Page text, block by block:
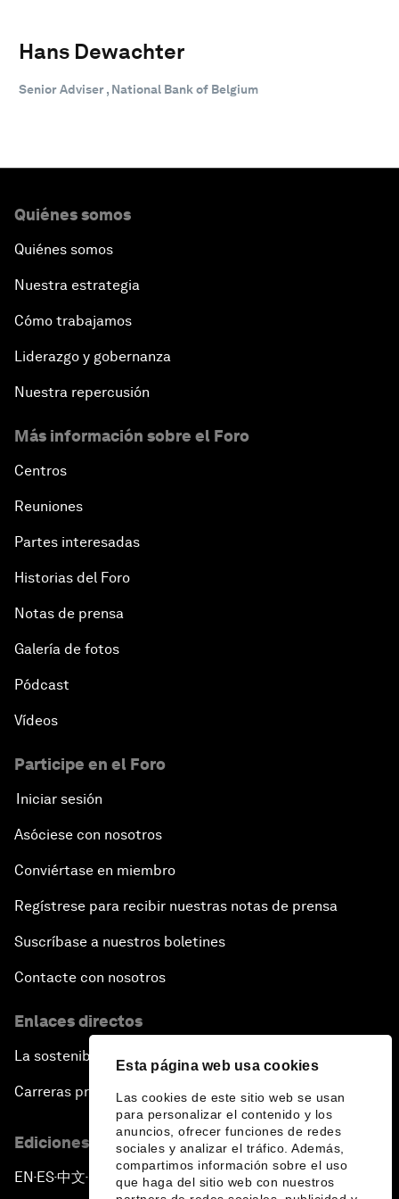
Esta página web usa cookies
Las cookies de este sitio web se usan
para personalizar el contenido y los
anuncios, ofrecer funciones de redes
sociales y analizar el tráfico. Además,
compartimos información sobre el uso
que haga del sitio web con nuestros
Hans Dewachter
Senior Adviser , National Bank of Belgium
Quiénes somos
Quiénes somos
Nuestra estrategia
Cómo trabajamos
Liderazgo y gobernanza
Nuestra repercusión
Más información sobre el Foro
Centros
Reuniones
Partes interesadas
Historias del Foro
Notas de prensa
Galería de fotos
Pódcast
Vídeos
Participe en el Foro
Iniciar sesión
Asóciese con nosotros
Conviértase en miembro
Regístrese para recibir nuestras notas de prensa
Suscríbase a nuestros boletines
Contacte con nosotros
Enlaces directos
La sostenibilidad en el Foro
Carreras profesionales
Ediciones en otros idiomas
EN ▪ES▪中文▪ 日本語